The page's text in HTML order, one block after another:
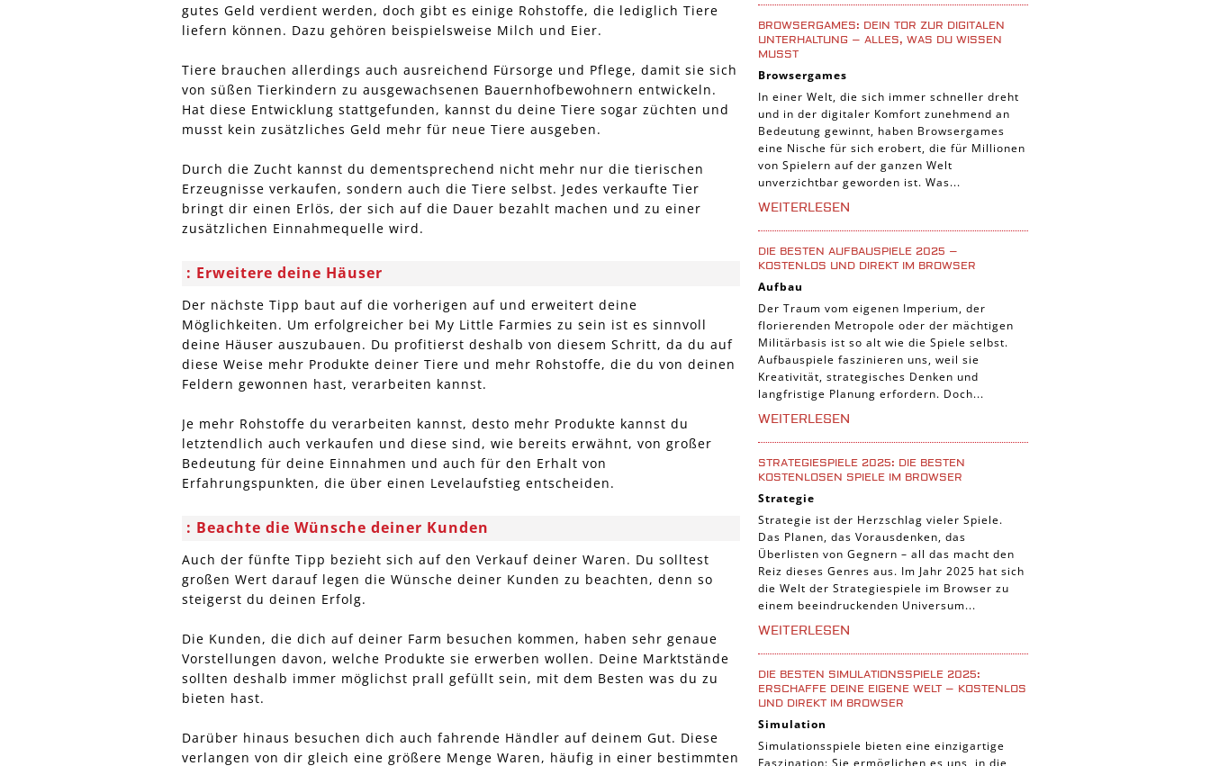
gutes Geld verdient werden, doch gibt es einige Rohstoffe, die lediglich Tiere
liefern können. Dazu gehören beispielsweise Milch und Eier.
Tiere brauchen allerdings auch ausreichend Fürsorge und Pflege, damit sie sich
von süßen Tierkindern zu ausgewachsenen Bauernhofbewohnern entwickeln.
Hat diese Entwicklung stattgefunden, kannst du deine Tiere sogar züchten und
musst kein zusätzliches Geld mehr für neue Tiere ausgeben.
Durch die Zucht kannst du dementsprechend nicht mehr nur die tierischen
Erzeugnisse verkaufen, sondern auch die Tiere selbst. Jedes verkaufte Tier
bringt dir einen Erlös, der sich auf die Dauer bezahlt machen und zu einer
zusätzlichen Einnahmequelle wird.
Erweitere deine Häuser
Der nächste Tipp baut auf die vorherigen auf und erweitert deine
Möglichkeiten. Um erfolgreicher bei My Little Farmies zu sein ist es sinnvoll
deine Häuser auszubauen. Du profitierst deshalb von diesem Schritt, da du auf
diese Weise mehr Produkte deiner Tiere und mehr Rohstoffe, die du von deinen
Feldern gewonnen hast, verarbeiten kannst.
Je mehr Rohstoffe du verarbeiten kannst, desto mehr Produkte kannst du
letztendlich auch verkaufen und diese sind, wie bereits erwähnt, von großer
Bedeutung für deine Einnahmen und auch für den Erhalt von
Erfahrungspunkten, die über einen Levelaufstieg entscheiden.
Beachte die Wünsche deiner Kunden
Auch der fünfte Tipp bezieht sich auf den Verkauf deiner Waren. Du solltest
großen Wert darauf legen die Wünsche deiner Kunden zu beachten, denn so
steigerst du deinen Erfolg.
Die Kunden, die dich auf deiner Farm besuchen kommen, haben sehr genaue
Vorstellungen davon, welche Produkte sie erwerben wollen. Deine Marktstände
sollten deshalb immer möglichst prall gefüllt sein, mit dem Besten was du zu
bieten hast.
Darüber hinaus besuchen dich auch fahrende Händler auf deinem Gut. Diese
verlangen von dir gleich eine größere Menge Waren, häufig in einer bestimmten
Abenteuer Spiele
Online Spiele
3-Gewinnt Spiele
Trading Card Spiele
Manager Spiele
BROWSERGAMES: DEIN TOR ZUR DIGITALEN
UNTERHALTUNG – ALLES, WAS DU WISSEN
MUSST
Browsergames
In einer Welt, die sich immer schneller dreht
und in der digitaler Komfort zunehmend an
Bedeutung gewinnt, haben Browsergames
eine Nische für sich erobert, die für Millionen
von Spielern auf der ganzen Welt
unverzichtbar geworden ist. Was...
WEITERLESEN
DIE BESTEN AUFBAUSPIELE 2025 –
KOSTENLOS UND DIREKT IM BROWSER
Aufbau
Der Traum vom eigenen Imperium, der
florierenden Metropole oder der mächtigen
Militärbasis ist so alt wie die Spiele selbst.
Aufbauspiele faszinieren uns, weil sie
Kreativität, strategisches Denken und
langfristige Planung erfordern. Doch...
WEITERLESEN
STRATEGIESPIELE 2025: DIE BESTEN
KOSTENLOSEN SPIELE IM BROWSER
Strategie
Strategie ist der Herzschlag vieler Spiele.
Das Planen, das Vorausdenken, das
Überlisten von Gegnern – all das macht den
Reiz dieses Genres aus. Im Jahr 2025 hat sich
die Welt der Strategiespiele im Browser zu
einem beeindruckenden Universum...
WEITERLESEN
DIE BESTEN SIMULATIONSSPIELE 2025:
ERSCHAFFE DEINE EIGENE WELT – KOSTENLOS
UND DIREKT IM BROWSER
Simulation
Simulationsspiele bieten eine einzigartige
Faszination: Sie ermöglichen es uns, in die